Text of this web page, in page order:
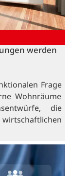
werden
Frage
Wohnräume
die